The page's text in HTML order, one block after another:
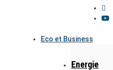
Eco et Business
Energie